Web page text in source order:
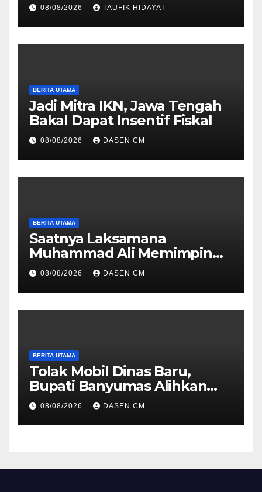
Hukum yang Profesional
08/08/2026 TAUFIK HIDAYAT
BERITA UTAMA
Jadi Mitra IKN, Jawa Tengah
Bakal Dapat Insentif Fiskal
08/08/2026 DASEN CM
BERITA UTAMA
Saatnya Laksamana
Muhammad Ali Memimpin
TNI: Menjaga Keseimbangan
Politik dan Soliditas
Antarmatra
08/08/2026 DASEN CM
BERITA UTAMA
Tolak Mobil Dinas Baru,
Bupati Banyumas Alihkan
Anggaran Rp 1,7 Miliar untuk
90 Motor Listrik
08/08/2026 DASEN CM